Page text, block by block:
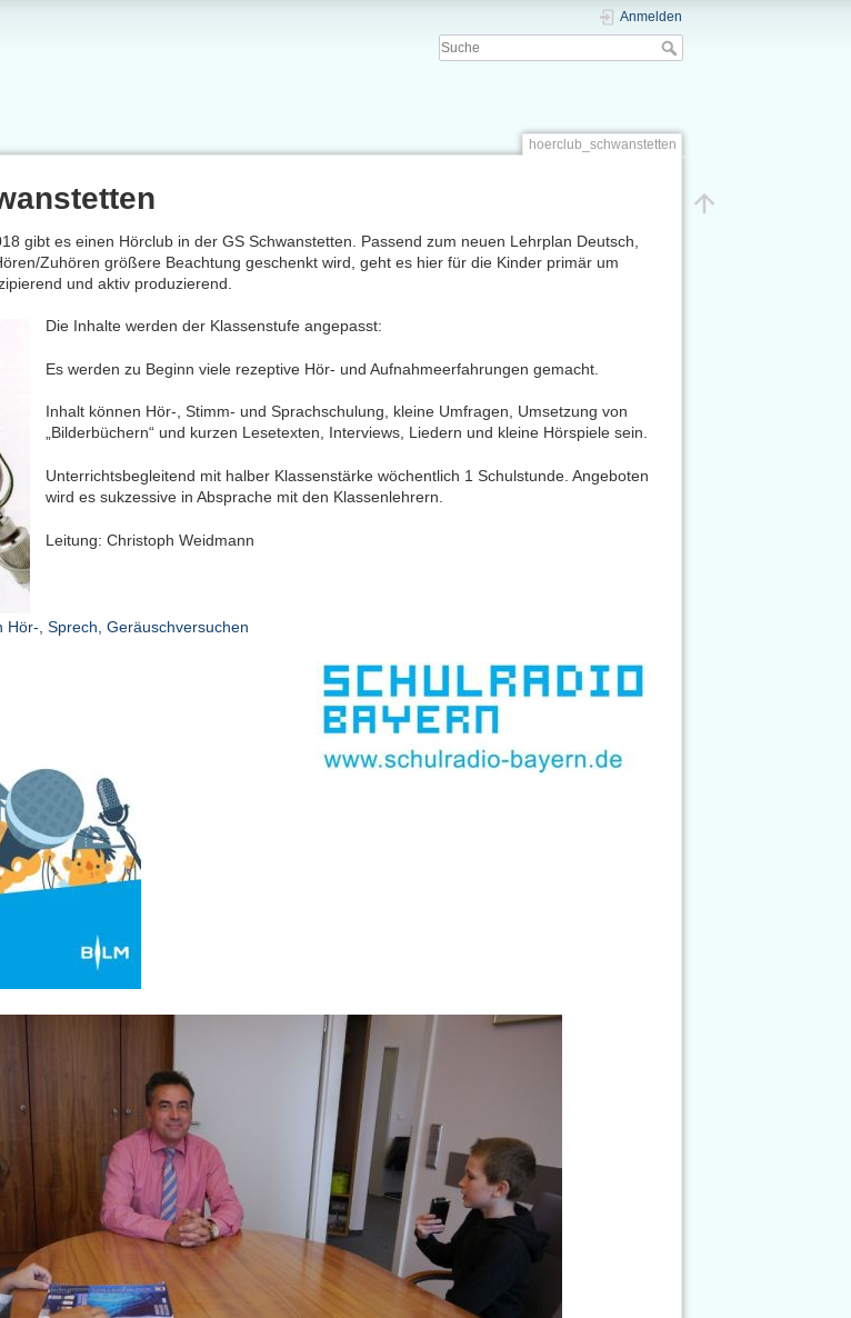
Anmelden
hoerclub_schwanstetten
gibt es einen Hörclub in der GS Schwanstetten. Passend zum neuen Lehrplan Deutsch,
Zuhören größere Beachtung geschenkt wird, geht es hier für die Kinder primär um
und aktiv produzierend.
Die Inhalte werden der Klassenstufe angepasst:
Es werden zu Beginn viele rezeptive Hör- und Aufnahmeerfahrungen gemacht.
Inhalt können Hör-, Stimm- und Sprachschulung, kleine Umfragen, Umsetzung von
„Bilderbüchern“ und kurzen Lesetexten, Interviews, Liedern und kleine Hörspiele sein.
Unterrichtsbegleitend mit halber Klassenstärke wöchentlich 1 Schulstunde. Angeboten
wird es sukzessive in Absprache mit den Klassenlehrern.
Leitung: Christoph Weidmann
Hör-, Sprech, Geräuschversuchen